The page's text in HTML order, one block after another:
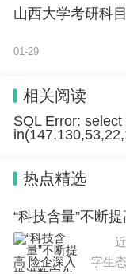
考中被高职院校
本科批次志愿，
小高考只考
考试学科只有语数英
春季高考就是指在每
数，像广东比较好的
分左右，广东轻工的
以上就是春季高考总
关注。
山西大学考研科
01-29
相关阅读
SQL Error:
热点精选
“科技含量”不断
近期
字生